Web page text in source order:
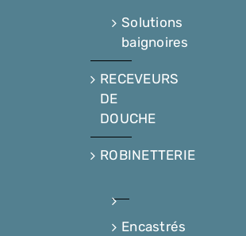
Solutions
baignoires
RECEVEURS
DE
DOUCHE
ROBINETTERIE
Encastrés